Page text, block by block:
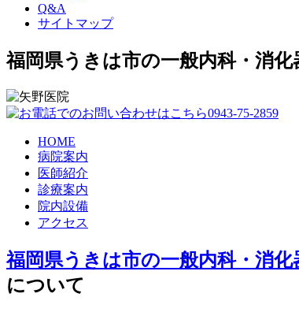
Q&A
サイトマップ
福岡県うきは市の一般内科・消
HOME
病院案内
医師紹介
診療案内
院内設備
アクセス
福岡県うきは市の一般内科・消化
について